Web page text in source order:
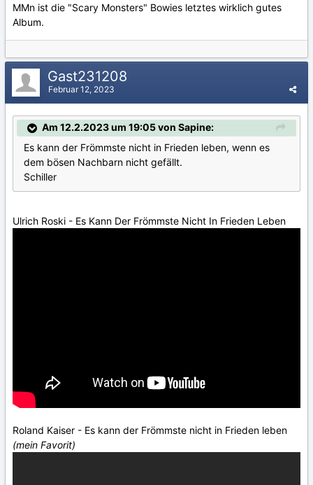
MMn ist die "Scary Monsters" Bowies letztes wirklich gutes
Album.
Gast231208
Februar 12, 2023
Am 12.2.2023 um 19:05 von Sapine:
Es kann der Frömmste nicht in Frieden leben, wenn es
dem bösen Nachbarn nicht gefällt.
Schiller
Ulrich Roski - Es Kann Der Frömmste Nicht In Frieden Leben
Roland Kaiser - Es kann der Frömmste nicht in Frieden leben
(mein Favorit)